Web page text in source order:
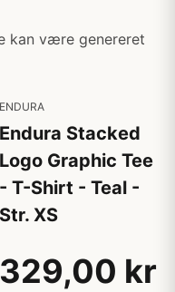
kan være genereret
ENDURA
Endura Stacked
Logo Graphic Tee
- T-Shirt - Teal -
Str. XS
329,00 kr